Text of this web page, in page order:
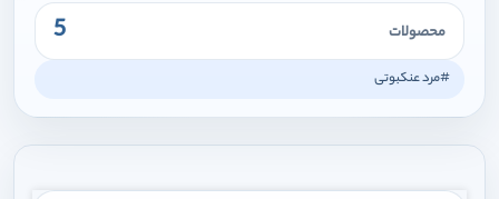
محصولات 5
#مرد عنکبوتی